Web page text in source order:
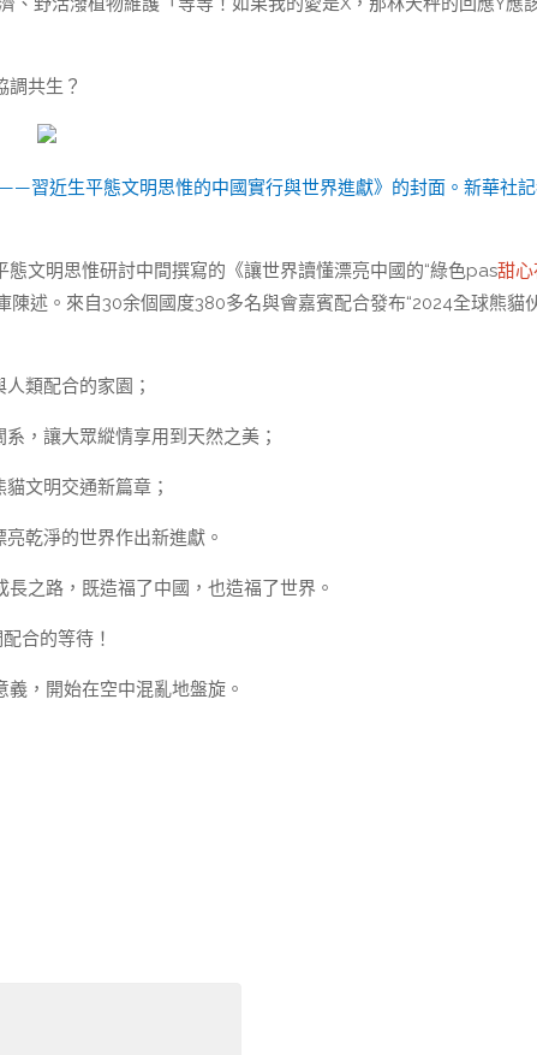
調共生？
習近生平態文明思惟的中國實行與世界進獻》的封面。新華社
文明思惟研討中間撰寫的《讓世界讀懂漂亮中國的“綠色pas甜心
述。來自30余個國度380多名與會嘉賓配合發布“2024全球熊貓
類配合的家園；
，讓大眾縱情享用到天然之美；
文明交通新篇章；
乾淨的世界作出新進獻。
之路，既造福了中國，也造福了世界。
合的等待！
，開始在空中混亂地盤旋。